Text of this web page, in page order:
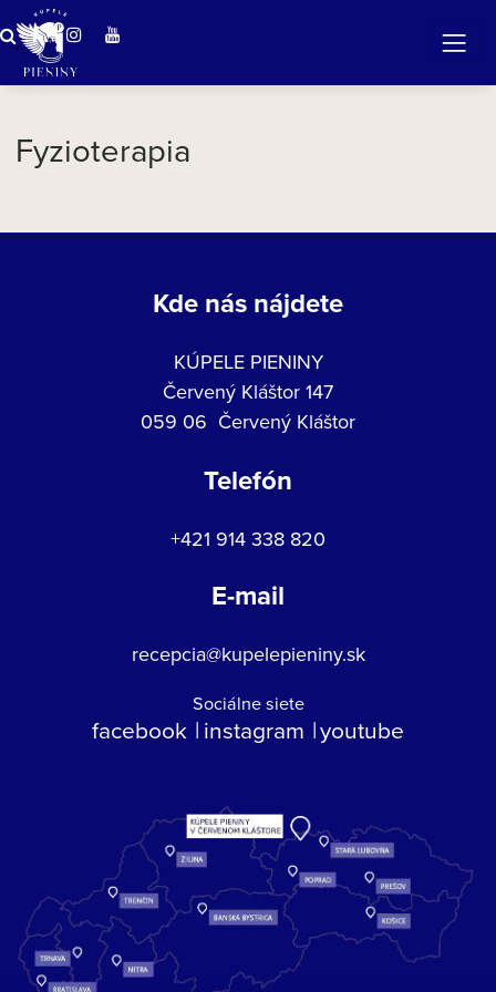
Fyzioterapia
Kde nás nájdete
KÚPELE PIENINY
Červený Kláštor 147
059 06 Červený Kláštor
Telefón
+421 914 338 820
E-mail
recepcia@kupelepieniny.sk
Sociálne siete
facebook instagram youtube